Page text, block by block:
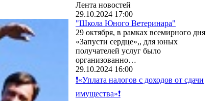
Лента новостей
29.10.2024 17:00
"Школа Юного Ветеринара"
29 октября, в рамках всемирного дня
«Запусти сердце»,, для юных
получателей услуг было
организованно…
29.10.2024 16:00
❗«Уплата налогов с доходов от сдачи
имущества»❗